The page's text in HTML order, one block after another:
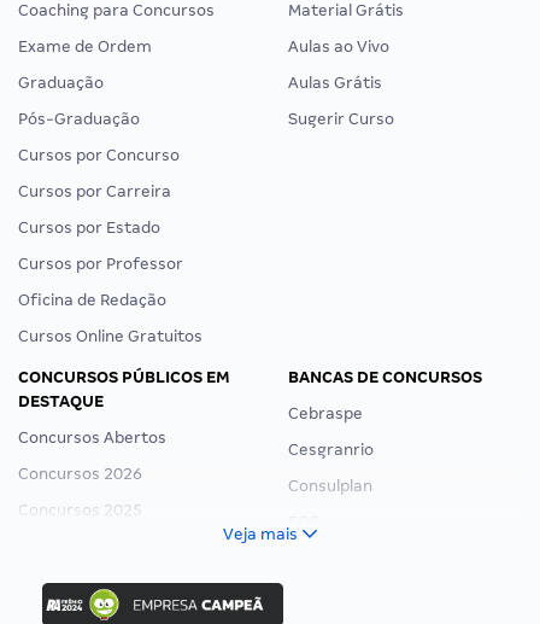
Coaching para Concursos
Exame de Ordem
Graduação
Pós-Graduação
Cursos por Concurso
Cursos por Carreira
Cursos por Estado
Cursos por Professor
Oficina de Redação
Cursos Online Gratuitos
Material Grátis
Aulas ao Vivo
Aulas Grátis
Sugerir Curso
CONCURSOS PÚBLICOS EM
DESTAQUE
Concursos Abertos
Concursos 2026
Concursos 2025
Concurso Ibama
Concurso MPU
BANCAS DE CONCURSOS
Cebraspe
Cesgranrio
Consulplan
Veja mais